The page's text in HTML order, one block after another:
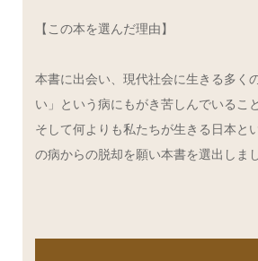
【この本を選んだ理由】
本書に出会い、現代社会に生きる多く
い」という病にもがき苦しんでいるこ
そして何よりも私たちが生きる日本と
の病からの脱却を願い本書を選出しまし